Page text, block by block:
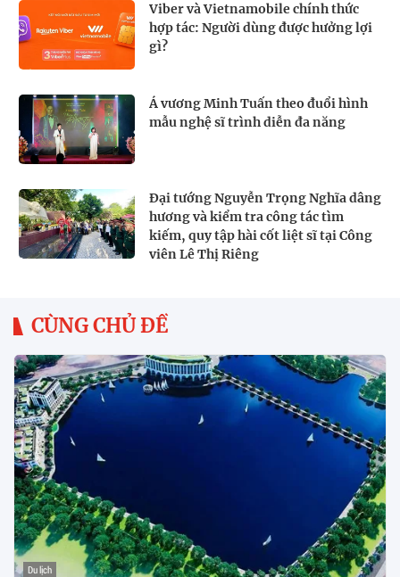
Viber và Vietnamobile chính thức
hợp tác: Người dùng được hưởng lợi
gì?
Á vương Minh Tuấn theo đuổi hình
mẫu nghệ sĩ trình diễn đa năng
Đại tướng Nguyễn Trọng Nghĩa dâng
hương và kiểm tra công tác tìm
kiếm, quy tập hài cốt liệt sĩ tại Công
viên Lê Thị Riêng
CÙNG CHỦ ĐỀ
Du lịch